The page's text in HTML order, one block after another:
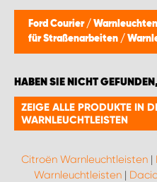
Ford Courier /
für Straßenarbeiten /
HABEN SIE NICHT
ZEIGE ALLE PRODUKTE IN
WARNLEUCHTLEISTEN
Citroën Warnleuchtleisten |
Warnleuchtleisten|